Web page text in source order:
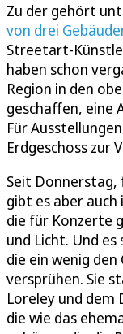
Zu der gehört
von drei
Streetart-
haben schon
Region in den
geschaffen, eine
Für
Erdgeschoss zur
Seit
gibt es aber auch
die für Konzerte
und Licht. Und
die ein wenig
versprühen. Sie
Loreley und dem
die wie das